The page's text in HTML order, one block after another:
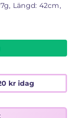
Längd: 42cm,
kridag